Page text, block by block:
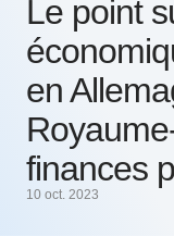
Le point
en
finances
10 oct. 2023